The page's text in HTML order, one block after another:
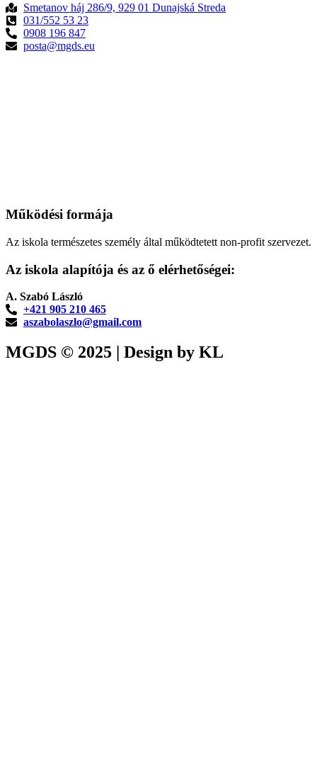
Smetanov háj 286/9, 929 01 Dunajská Streda
031/552 53 23
0908 196 847
posta@mgds.eu
Működési formája
Az iskola természetes személy által működtetett non-profit szervezet.
Az iskola alapítója és az ő elérhetőségei:
A. Szabó László
+421 905 210 465
aszabolaszlo@gmail.com
MGDS © 2025 | Design by KL